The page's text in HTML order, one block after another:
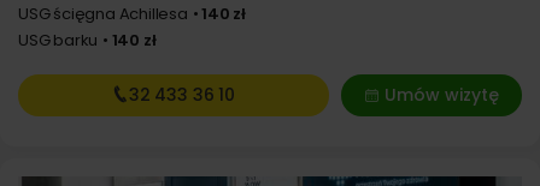
USG ścięgna Achillesa
140 zł
USG barku
140 zł
Umów wizytę
32 433 36 10